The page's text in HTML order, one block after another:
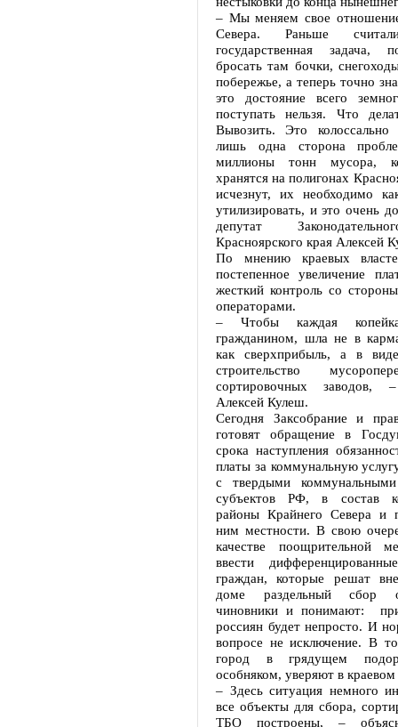
– Мы меняем свое
Севера. Раньше
государственная задача,
бросать там бочки,
побережье, а теперь точно
это достояние всего
поступать нельзя. Что
Вывозить. Это
лишь одна сторона
миллионы тонн мусора,
хранятся на полигонах
исчезнут, их необходимо
утилизировать, и это очень
депутат
Красноярского края Алексей
По мнению краевых
постепенное увеличение
жесткий контроль со
операторами.
– Чтобы каждая
гражданином, шла не в
как сверхприбыль, а в
строительство
сортировочных заводов,
Алексей Кулеш.
Сегодня Заксобрание и
готовят обращение в
срока наступления
платы за коммунальную
с твердыми
субъектов РФ, в состав
районы Крайнего Севера и
ним местности. В свою
качестве поощрительной
ввести
граждан, которые решат
доме раздельный сбор
чиновники и понимают:
россиян будет непросто. И
вопросе не исключение. В
город в грядущем
особняком, уверяют в
– Здесь ситуация немного
все объекты для сбора,
ТБО построены, –